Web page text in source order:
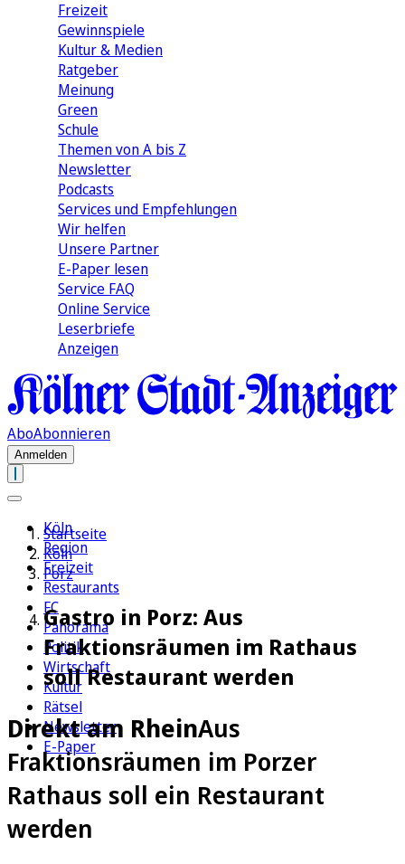
Freizeit
Gewinnspiele
Kultur & Medien
Ratgeber
Meinung
Green
Schule
Themen von A bis Z
Newsletter
Podcasts
Services und Empfehlungen
Wir helfen
Unsere Partner
E-Paper lesen
Service FAQ
Online Service
Leserbriefe
Anzeigen
AboAbonnieren
Anmelden
Köln
Region
Freizeit
Restaurants
FC
Panorama
Politik
Wirtschaft
Kultur
Rätsel
Newsletter
E-Paper
Startseite
Köln
Porz
Gastro in Porz: Aus
Fraktionsräumen im Rathaus
soll Restaurant werden
Direkt am RheinAus
Fraktionsräumen im Porzer
Rathaus soll ein Restaurant
werden